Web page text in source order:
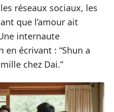
réseaux sociaux, les
que l’amour ait
internaute
écrivant : “Shun a
chez Dai.”